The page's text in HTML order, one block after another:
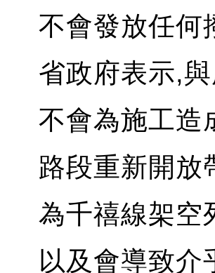
不會發放任何
省政府表示,
不會為施工造
路段重新開放
為千禧線架空
以及會導致